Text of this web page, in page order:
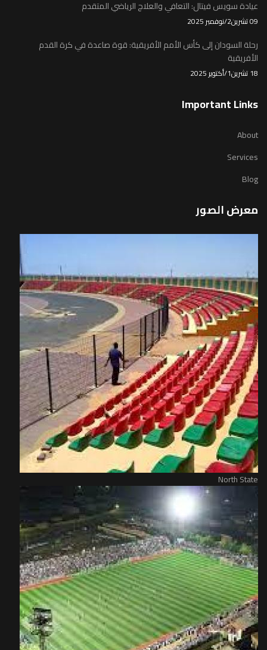
عيادة سويس فيتال: التعافي والعلاج الرياضي المتقدم
09 تشرين2/نوفمبر 2025
رحلة السودان إلى كأس الأمم الأفريقية: قوة صاعدة في كرة القدم
الأفريقية
18 تشرين1/أكتوير 2025
Important Links
About
Services
Blog
معرض الصور
North State